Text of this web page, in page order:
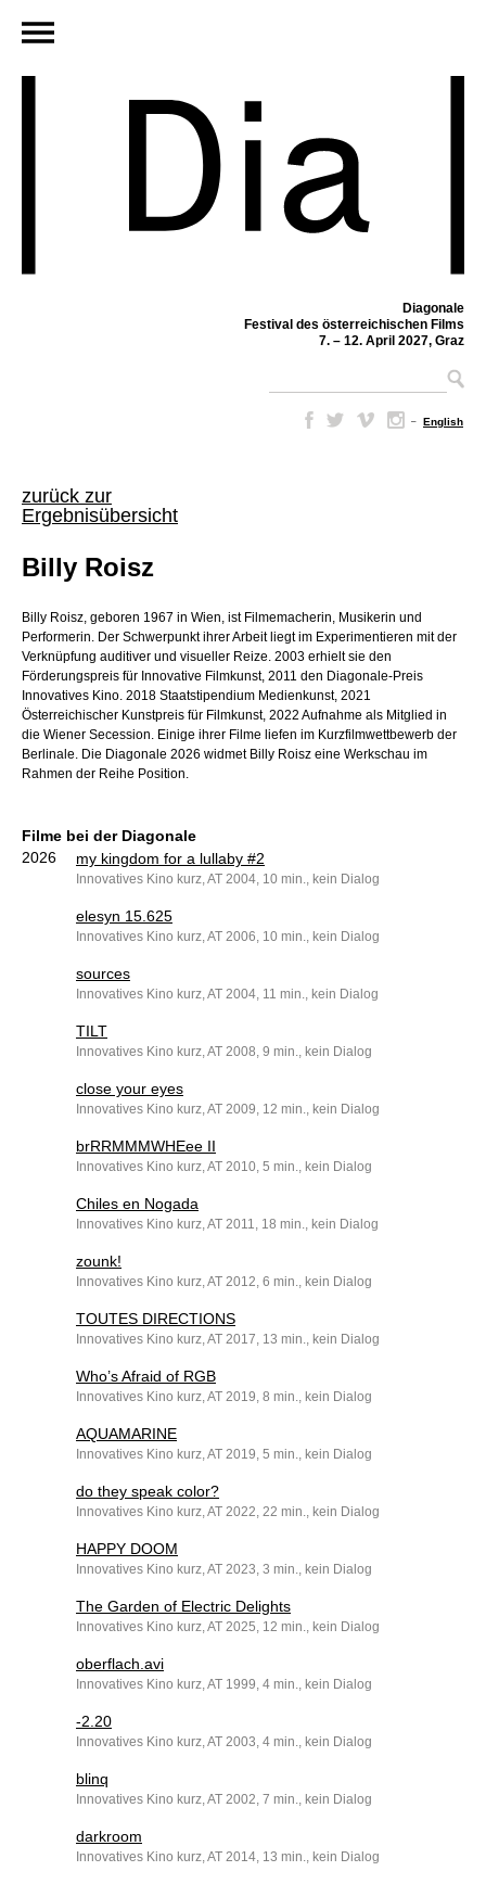
Diagonale
Festival des österreichischen Films
7. – 12. April 2027, Graz
– English
zurück zur
Ergebnisübersicht
Billy Roisz
Billy Roisz, geboren 1967 in Wien, ist Filmemacherin, Musikerin und
Performerin. Der Schwerpunkt ihrer Arbeit liegt im Experimentieren mit der
Verknüpfung auditiver und visueller Reize. 2003 erhielt sie den
Förderungspreis für Innovative Filmkunst, 2011 den Diagonale-Preis
Innovatives Kino. 2018 Staatstipendium Medienkunst, 2021
Österreichischer Kunstpreis für Filmkunst, 2022 Aufnahme als Mitglied in
die Wiener Secession. Einige ihrer Filme liefen im Kurzfilmwettbewerb der
Berlinale. Die Diagonale 2026 widmet Billy Roisz eine Werkschau im
Rahmen der Reihe Position.
Filme bei der Diagonale
2026
my kingdom for a lullaby #2
Innovatives Kino kurz, AT 2004, 10 min., kein Dialog
elesyn 15.625
Innovatives Kino kurz, AT 2006, 10 min., kein Dialog
sources
Innovatives Kino kurz, AT 2004, 11 min., kein Dialog
TILT
Innovatives Kino kurz, AT 2008, 9 min., kein Dialog
close your eyes
Innovatives Kino kurz, AT 2009, 12 min., kein Dialog
brRRMMMWHEee II
Innovatives Kino kurz, AT 2010, 5 min., kein Dialog
Chiles en Nogada
Innovatives Kino kurz, AT 2011, 18 min., kein Dialog
zounk!
Innovatives Kino kurz, AT 2012, 6 min., kein Dialog
TOUTES DIRECTIONS
Innovatives Kino kurz, AT 2017, 13 min., kein Dialog
Who’s Afraid of RGB
Innovatives Kino kurz, AT 2019, 8 min., kein Dialog
AQUAMARINE
Innovatives Kino kurz, AT 2019, 5 min., kein Dialog
do they speak color?
Innovatives Kino kurz, AT 2022, 22 min., kein Dialog
HAPPY DOOM
Innovatives Kino kurz, AT 2023, 3 min., kein Dialog
The Garden of Electric Delights
Innovatives Kino kurz, AT 2025, 12 min., kein Dialog
oberflach.avi
Innovatives Kino kurz, AT 1999, 4 min., kein Dialog
-2.20
Innovatives Kino kurz, AT 2003, 4 min., kein Dialog
blinq
Innovatives Kino kurz, AT 2002, 7 min., kein Dialog
darkroom
Innovatives Kino kurz, AT 2014, 13 min., kein Dialog